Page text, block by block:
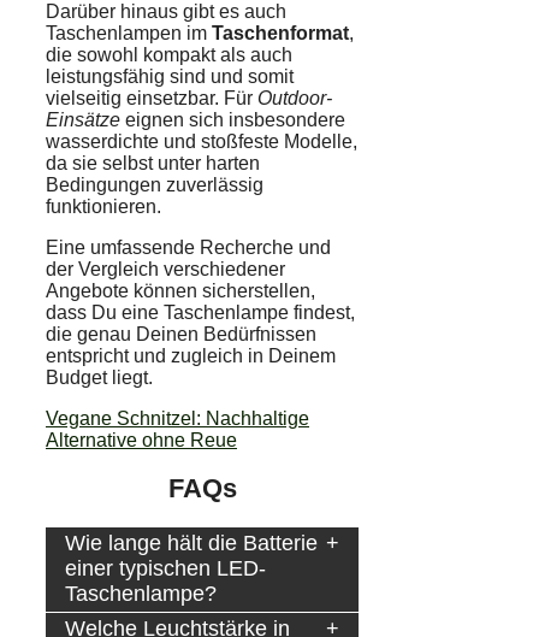
Darüber hinaus gibt es auch
Taschenlampen im Taschenformat,
die sowohl kompakt als auch
leistungsfähig sind und somit
vielseitig einsetzbar. Für Outdoor-
Einsätze eignen sich insbesondere
wasserdichte und stoßfeste Modelle,
da sie selbst unter harten
Bedingungen zuverlässig
funktionieren.
Eine umfassende Recherche und
der Vergleich verschiedener
Angebote können sicherstellen,
dass Du eine Taschenlampe findest,
die genau Deinen Bedürfnissen
entspricht und zugleich in Deinem
Budget liegt.
Vegane Schnitzel: Nachhaltige
Alternative ohne Reue
FAQs
Wie lange hält die Batterie
einer typischen LED-
Taschenlampe?
Welche Leuchtstärke in